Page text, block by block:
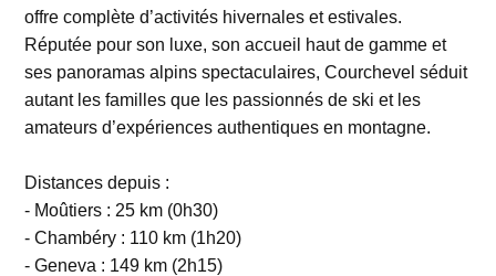
offre complète d’activités hivernales et estivales.
Réputée pour son luxe, son accueil haut de gamme et
ses panoramas alpins spectaculaires, Courchevel séduit
autant les familles que les passionnés de ski et les
amateurs d’expériences authentiques en montagne.
Distances depuis :
- Moûtiers : 25 km (0h30)
- Chambéry : 110 km (1h20)
- Geneva : 149 km (2h15)